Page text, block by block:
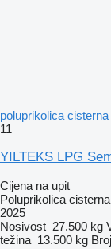
poluprikolica
11
YILTEKS LPG
Cijena na upit
Poluprikolica
2025
Nosivost 27.500 kg
težina 13.500 kg